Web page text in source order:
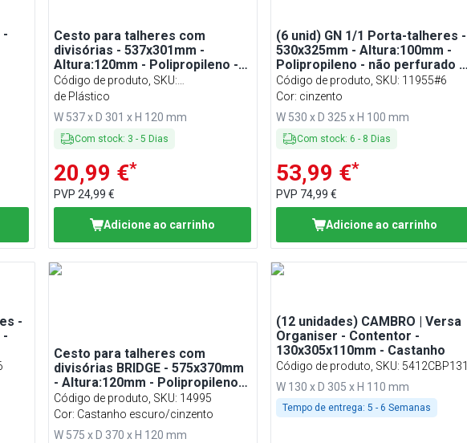
-
-
Cesto para talheres com
divisórias - 537x301mm -
Altura:120mm - Polipropileno -
com 4 compartimentos - incl.
tampa - Preto
Código de produto, SKU:
BKSGP4#DBKGS4
de Plástico
W 537 x D 301 x H 120 mm
Com stock: 3 -5 Dias
20,99 €*
PVP24,99 €
Adicione ao carrinho
(6 unid) GN 1/1 Porta-talheres -
530x325mm - Altura:100mm -
Polipropileno - não perfurado -
com 4 compartimentos
Código de produto, SKU: 11955#6
Cor: cinzento
W 530 x D 325 x H 100 mm
Com stock: 6 - 8 Dias
53,99 €*
PVP 74,99 €
Adicione ao carrinho
-
-
Cesto para talheres com
divisórias BRIDGE - 575x370mm
- Altura:120mm - Polipropileno e
madeira - com 4
compartimentos - porta-
Código de produto, SKU: 14995
Cor: Castanho escuro/cinzento
W 575 x D 370 x H 120 mm
(12 unidades) CAMBRO | Versa
Organiser - Contentor -
130x305x110mm - Castanho
Código de produto, SKU: 5412CBP131
W 130 x D 305 x H 110 mm
Tempo de entrega: 5 - 6 Semanas